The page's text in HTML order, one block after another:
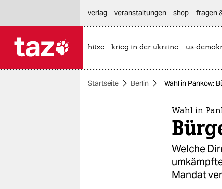
themen
verlag
veranstaltungen shop fragen
hitze krieg in der ukraine us-
Startseite Berlin Wahl in Pankow:
Wahl in
Welche
Mandat